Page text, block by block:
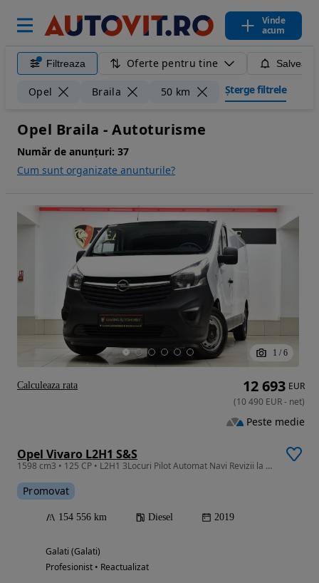
Vinde
acum
Filtreaza Oferte pentru tine
Opel Braila 50 km Șterge filtrele
Opel Braila - Autoturisme
Număr de anunțuri: 37
Cum sunt organizate anunturile?
1 / 6
Opel Vivaro L2H1 S&S
1598 cm3 • 125 CP • L2H1 3Locuri Pilot Automat Navi Revizii la zi Garantie
Promovat
154 556 km Diesel 2019
Galati (Galati)
Profesionist • Reactualizat
12 693 EUR
(10 490 EUR- net)
Peste medie
Calculeaza rata